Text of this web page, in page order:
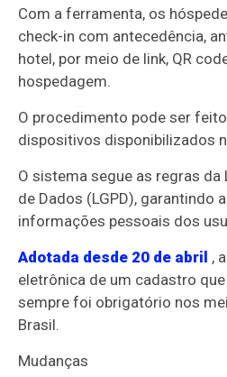
Com a ferramenta, os
check-in com antecedência,
hotel, por meio de link, QR
hospedagem.
O procedimento pode ser
dispositivos disponibilizados
O sistema segue as regras da
de Dados (LGPD), garantindo
informações pessoais dos
Adotada desde 20 de abril ,
eletrônica de um cadastro
sempre foi obrigatório nos
Brasil.
Mudanças